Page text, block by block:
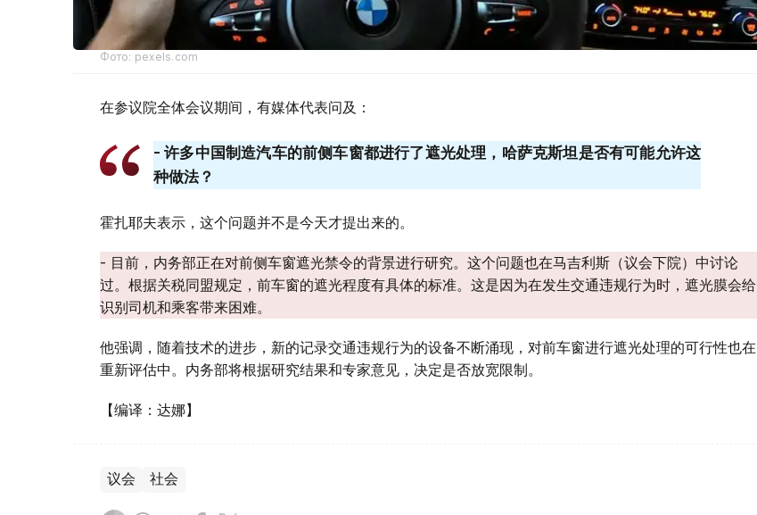
Фото: pexels.com
在参议院全体会议期间，有媒体代表问及：
- 许多中国制造汽车的前侧车窗都进行了遮光处理，哈萨克斯坦是否有可能允许这
种做法？
霍扎耶夫表示，这个问题并不是今天才提出来的。
- 目前，内务部正在对前侧车窗遮光禁令的背景进行研究。这个问题也在马吉利斯（议会下院）中讨论
过。根据关税同盟规定，前车窗的遮光程度有具体的标准。这是因为在发生交通违规行为时，遮光膜会给
识别司机和乘客带来困难。
他强调，随着技术的进步，新的记录交通违规行为的设备不断涌现，对前车窗进行遮光处理的可行性也在
重新评估中。内务部将根据研究结果和专家意见，决定是否放宽限制。
【编译：达娜】
议会 社会